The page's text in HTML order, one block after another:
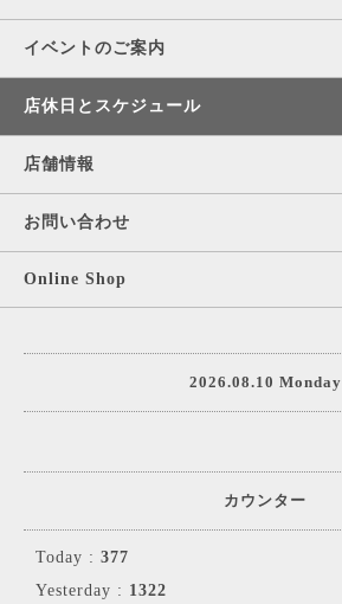
イベントのご案内
店休日とスケジュール
店舗情報
お問い合わせ
Online Shop
2026.08.10 Monday
カウンター
Today : 377
Yesterday : 1322